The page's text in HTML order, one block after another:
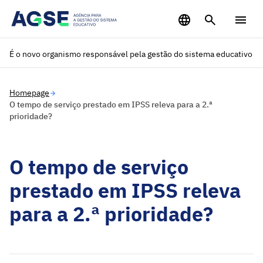
É o novo organismo responsável pela gestão do sistema educativo
Homepage
O tempo de serviço prestado em IPSS releva para a 2.ª
prioridade?
O tempo de serviço
prestado em IPSS releva
para a 2.ª prioridade?